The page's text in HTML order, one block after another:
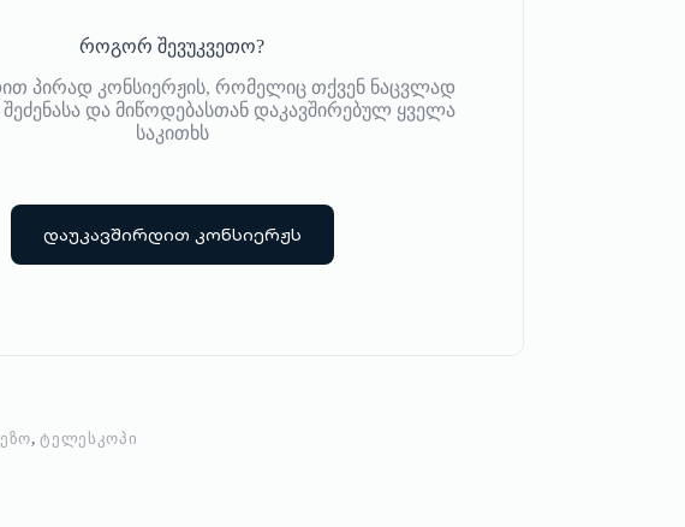
როგორ შევუკვეთო?
პირად კონსიერჟის, რომელიც თქვენ ნაცვლად
და მიწოდებასთან დაკავშირებულ ყველა
საკითხს
დაუკავშირდით კონსიერჟს
,ᲢᲔᲚᲔᲡᲙᲝᲞᲘ